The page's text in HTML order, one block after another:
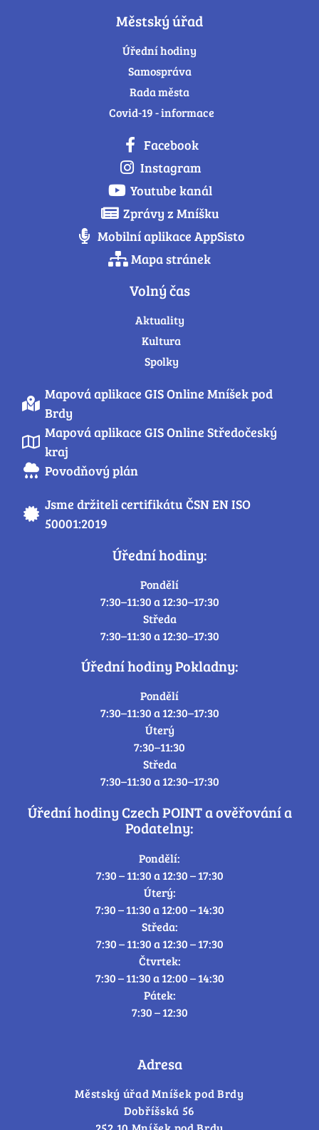
Městský úřad
Úřední hodiny
Samospráva
Rada města
Covid-19 - informace
Facebook
Instagram
Youtube kanál
Zprávy z Mníšku
Mobilní aplikace AppSisto
Mapa stránek
Volný čas
Aktuality
Kultura
Spolky
Mapová aplikace GIS Online Mníšek pod
Brdy
Mapová aplikace GIS Online Středočeský
kraj
Povodňový plán
Jsme držiteli certifikátu ČSN EN ISO
50001:2019
Úřední hodiny:
Pondělí
7:30–11:30 a 12:30–17:30
Středa
7:30–11:30 a 12:30–17:30
Úřední hodiny Pokladny:
Pondělí
7:30–11:30 a 12:30–17:30
Úterý
7:30–11:30
Středa
7:30–11:30 a 12:30–17:30
Úřední hodiny Czech POINT a ověřování a
Podatelny:
Pondělí:
7:30 – 11:30 a 12:30 – 17:30
Úterý:
7:30 – 11:30 a 12:00 – 14:30
Středa:
7:30 – 11:30 a 12:30 – 17:30
Čtvrtek:
7:30 – 11:30 a 12:00 – 14:30
Pátek:
7:30 – 12:30
Adresa
Městský úřad Mníšek pod Brdy
Dobříšská 56